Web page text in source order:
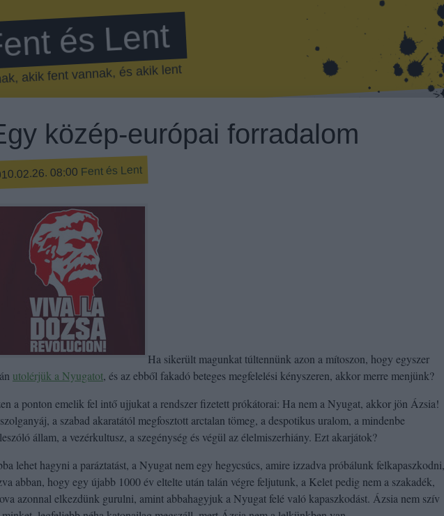
és Lent
akik fent vannak, és akik lent
közép-európai forradalom
08:00 Fent és Lent
Ha sikerült magunkat túltennünk azon a mítoszon, hogy egyszer
utolérjük a Nyugatot, és az ebből fakadó beteges megfelelési kényszeren, akkor merre menjünk?
a ponton emelik fel intő ujjukat a rendszer fizetett prókátorai: Ha nem a Nyugat, akkor jön Ázsia!
a szabad akaratától megfosztott arctalan tömeg, a despotikus uralom, a mindenbe
állam, a vezérkultusz, a szegénység és végül az élelmiszerhiány. Ezt akarjátok?
lehet hagyni a paráztatást, a Nyugat nem egy hegycsúcs, amire izzadva próbálunk felkapaszkodni,
abban, hogy egy újabb 1000 év eltelte után talán végre feljutunk, a Kelet pedig nem a szakadék,
azonnal elkezdünk gurulni, amint abbahagyjuk a Nyugat felé való kapaszkodást. Ázsia nem szív